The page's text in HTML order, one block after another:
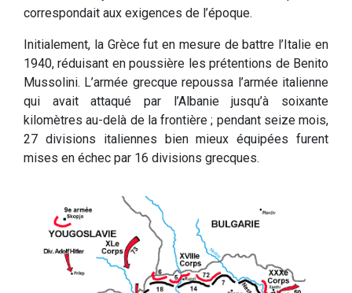
correspondait aux exigences de l’époque.
Initialement, la Grèce fut en mesure de battre l’Italie en
1940, réduisant en poussière les prétentions de Benito
Mussolini. L’armée grecque repoussa l’armée italienne
qui avait attaqué par l’Albanie jusqu’à soixante
kilomètres au-delà de la frontière ; pendant seize mois,
27 divisions italiennes bien mieux équipées furent
mises en échec par 16 divisions grecques.